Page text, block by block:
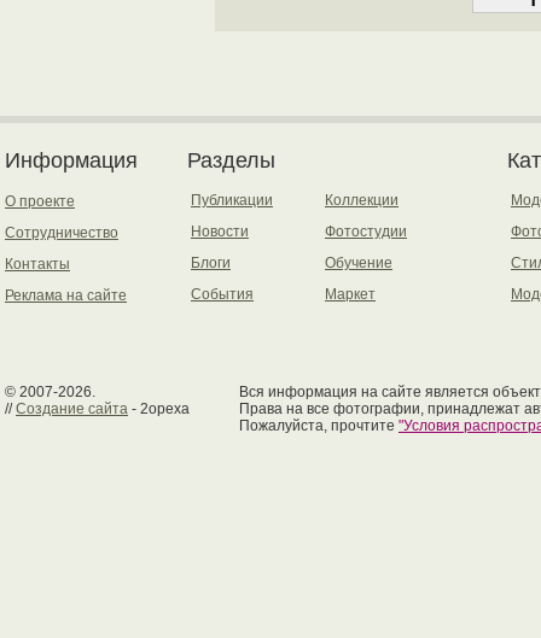
Информация
О проекте
Сотрудничество
Контакты
Реклама на сайте
Разделы
Публикации
Новости
Блоги
События
Коллекции
Фотостудии
Обучение
Маркет
© 2007-2026.
//Создание сайта - 2opexa
Вся информация на сайте является
Права на все фотографии, принадлежат
Пожалуйста, прочтите "Условия